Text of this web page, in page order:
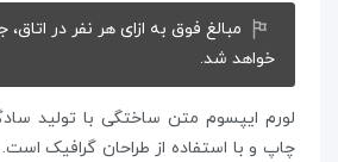
مبالغ فوق به ازای هر نفر در
خواهد شد.
لورم ایپسوم متن ساختگی با تولید
چاپ و با استفاده از طراحان گرافیک